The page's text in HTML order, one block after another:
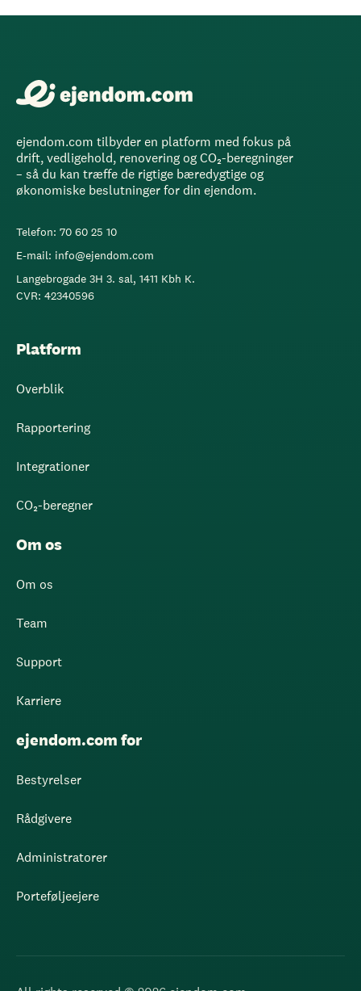
ejendom.com tilbyder en platform med fokus på
drift, vedligehold, renovering og CO₂-beregninger
– så du kan træffe de rigtige bæredygtige og
økonomiske beslutninger for din ejendom.
Telefon: 70 60 25 10
E-mail: info@ejendom.com
Langebrogade 3H 3. sal, 1411 Kbh K.
CVR: 42340596
Platform
Overblik
Rapportering
Integrationer
CO₂-beregner
Om os
Om os
Team
Support
Karriere
ejendom.com for
Bestyrelser
Rådgivere
Administratorer
Porteføljeejere